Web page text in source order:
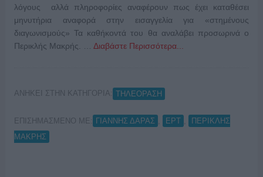
λόγους αλλά πληροφορίες αναφέρουν πως έχει καταθέσει
μηνυτήρια αναφορά στην εισαγγελία για «στημένους
διαγωνισμούς» Τα καθήκοντά του θα αναλάβει προσωρινά ο
Περικλής Μακρής. … Διαβάστε Περισσότερα...
ΑΝΗΚΕΙ ΣΤΗΝ ΚΑΤΗΓΟΡΙΑ: ΤΗΛΕΟΡΑΣΗ
ΕΠΙΣΗΜΑΣΜΕΝΟ ΜΕ: ΓΙΑΝΝΗΣ ΔΑΡΑΣ ΕΡΤ
ΠΕΡΙΚΛΗΣ
ΜΑΚΡΗΣ